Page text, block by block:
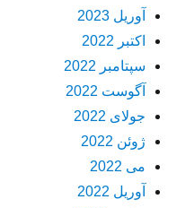
آوریل 2023
اکتبر 2022
سپتامبر 2022
آگوست 2022
جولای 2022
ژوئن 2022
می 2022
آوریل 2022